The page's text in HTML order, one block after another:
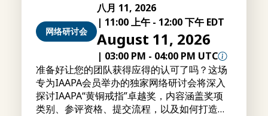
网络研讨会
八月 11, 2026
| 11:00 上午 - 12:00 下午 EDT
August 11, 2026
| 03:00 PM - 04:00 PM UTC
准备好让您的团队获得应得的认可了吗？这场
专为IAAPA会员举办的独家网络研讨会将深入
探讨IAAPA“黄铜戒指”卓越奖，内容涵盖奖项
类别、参评资格、提交流程，以及如何打造更